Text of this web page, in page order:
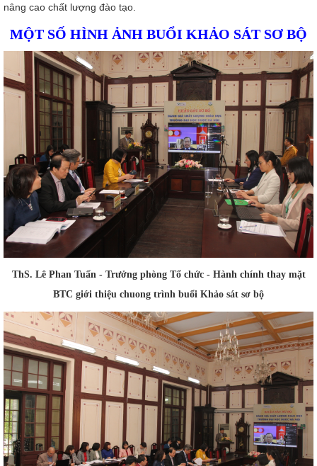
nâng cao chất lượng đào tạo.
MỘT SỐ HÌNH ẢNH BUỔI KHẢO SÁT SƠ BỘ
ThS. Lê Phan Tuấn - Trưởng phòng Tổ chức - Hành chính thay mặt
BTC giới thiệu chuong trình buổi Khảo sát sơ bộ